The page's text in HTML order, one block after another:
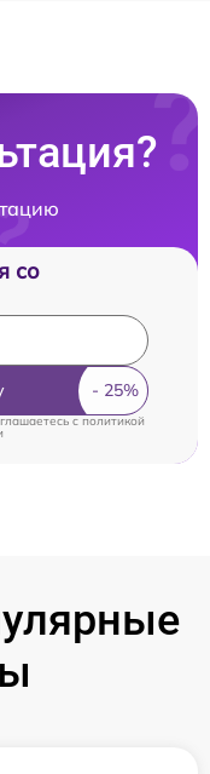
со
cполитикой